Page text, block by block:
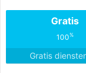
Gratis
100%
Gratis